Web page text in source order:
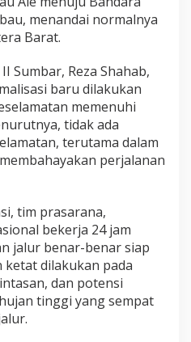
menandai normalnya
Barat.
Sumbar, Reza Shahab,
baru dilakukan
memenuhi
tidak ada
terutama dalam
perjalanan
tim prasarana,
bekerja 24 jam
jalur benar-benar siap
ketat dilakukan pada
dan potensi
tinggi yang sempat